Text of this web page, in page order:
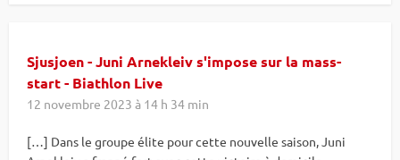
Sjusjoen - Juni Arnekleiv s'impose sur la mass-
start - Biathlon Live
12 novembre 2023 à 14 h 34 min
[…] Dans le groupe élite pour cette nouvelle saison, Juni